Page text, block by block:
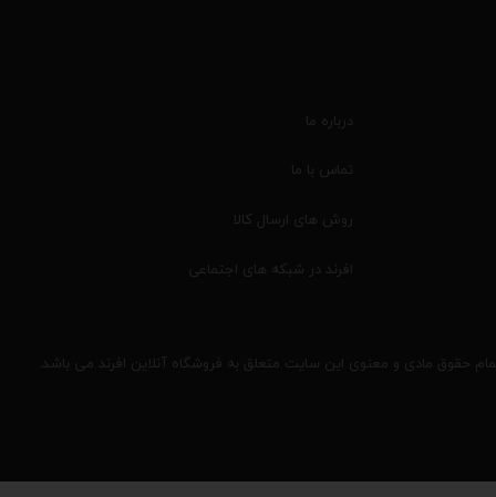
حقوق مادی و معنوی این سایت متعلق به فروشگاه آنلاین افرند می باشد.
درباره ما
تماس با ما
روش های ارسال کالا
افرند در شبکه های اجتماعی